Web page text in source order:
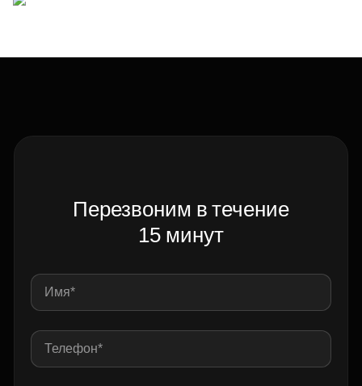
Перезвоним в течение
15 минут